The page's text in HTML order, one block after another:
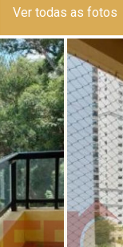
Ver todas as fotos